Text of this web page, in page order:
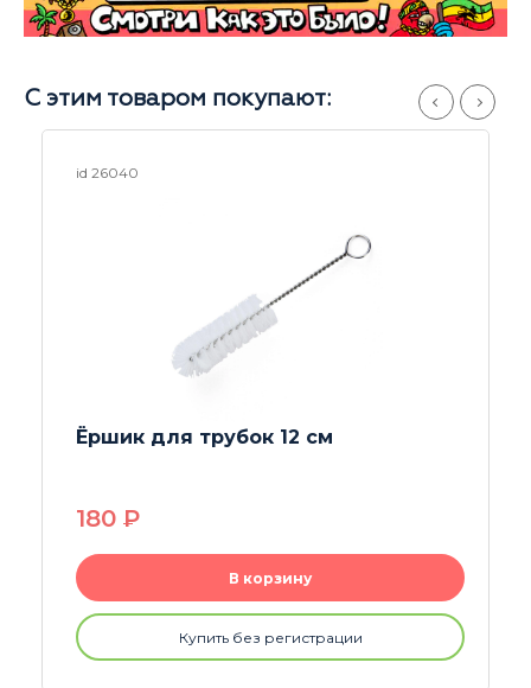
С этим товаром покупают:
id 25959
Сетки стальные 16 мм
20
В корзину
Купить без регистрации